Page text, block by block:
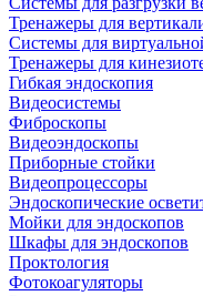
Тренажеры для
Системы для
Тренажеры для
Гибкая эндоскопия
Видеосистемы
Фиброскопы
Видеоэндоскопы
Приборные стойки
Видеопроцессоры
Эндоскопические
Мойки для эндоскопов
Шкафы для эндоскопов
Проктология
Фотокоагуляторы